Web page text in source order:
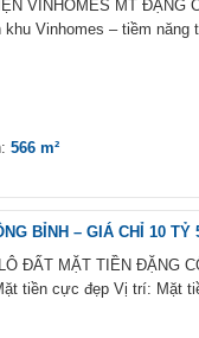
VINHOMES MT ĐẶNG
Vinhomes – tiềm năng
566 m²
BỈNH – GIÁ CHỈ 10 TỶ
ĐẤT MẶT TIỀN ĐẶNG
tiền cực đẹp Vị trí: Mặt